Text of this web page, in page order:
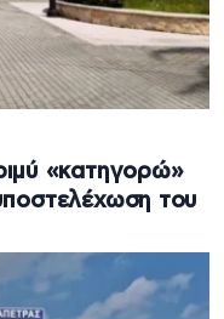
«κατηγορώ»
του